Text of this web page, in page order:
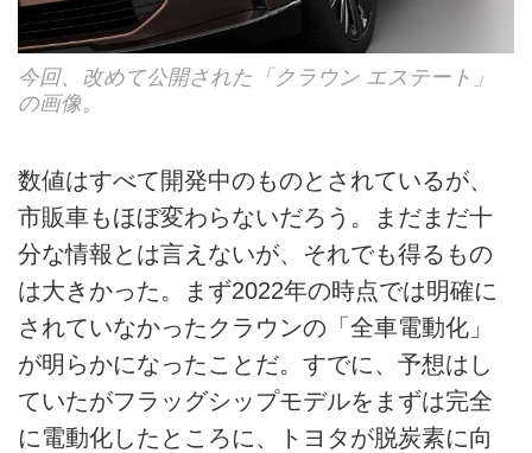
今回、改めて公開された「クラウン エステート」
の画像。
数値はすべて開発中のものとされているが、
市販車もほぼ変わらないだろう。まだまだ十
分な情報とは言えないが、それでも得るもの
は大きかった。まず2022年の時点では明確に
されていなかったクラウンの「全車電動化」
が明らかになったことだ。すでに、予想はし
ていたがフラッグシップモデルをまずは完全
に電動化したところに、トヨタが脱炭素に向